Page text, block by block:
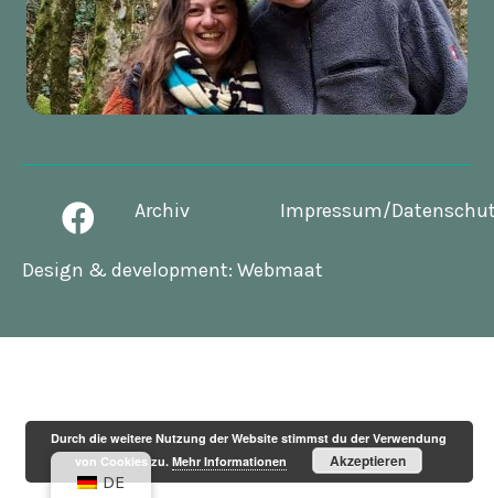
Archiv Impressum/
Design & development: Webmaat
DE
Durch die weitere Nutzung der Website stimmst du der Verwendung
von Cookies zu.Mehr Informationen Akzeptieren